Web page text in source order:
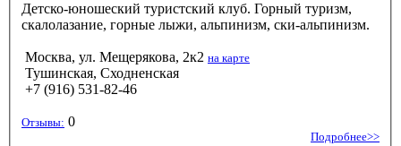
Детско-юношеский туристский клуб. Горный туризм,
скалолазание, горные лыжи, альпинизм, ски-альпинизм.
Москва, ул. Мещерякова, 2к2 на карте
Тушинская, Сходненская
+7 (916) 531-82-46
Отзывы: 0
Подробнее>>